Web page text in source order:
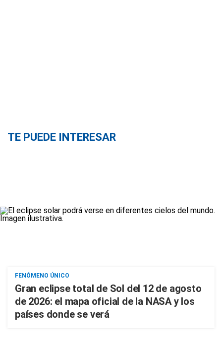
TE PUEDE INTERESAR
FENÓMENO ÚNICO
Gran eclipse total de Sol del 12 de agosto
de 2026: el mapa oficial de la NASA y los
países donde se verá